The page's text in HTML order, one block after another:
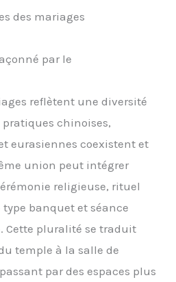
des mariages
par le
reflètent une diversité
chinoises,
eurasiennes coexistent et
union peut intégrer
religieuse, rituel
banquet et séance
Cette pluralité se traduit
temple à la salle de
par des espaces plus